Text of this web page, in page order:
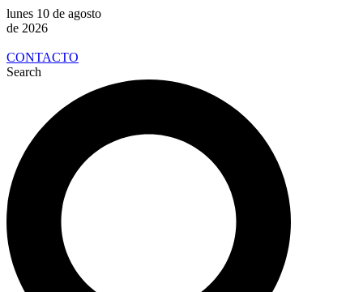
lunes 10 de agosto
de 2026
CONTACTO
Search